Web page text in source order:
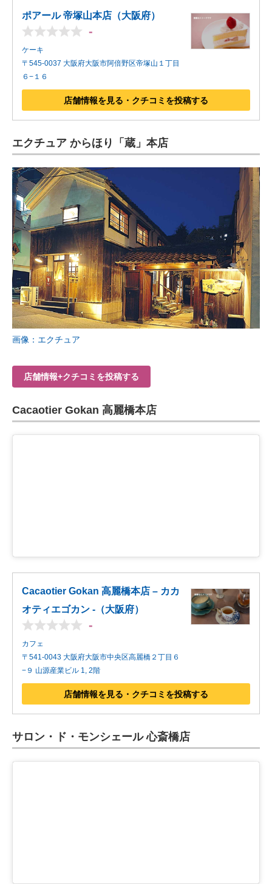
ポアール 帝塚山本店（大阪府）
-
ケーキ
〒545-0037 大阪府大阪市阿倍野区帝塚山１丁目
６−１６
店舗情報を見る・クチコミを投稿する
エクチュア からほり「蔵」本店
画像：エクチュア
店舗情報+クチコミを投稿する
Cacaotier Gokan 高麗橋本店
Cacaotier Gokan 高麗橋本店 – カカ
オティエゴカン -（大阪府）
-
カフェ
〒541-0043 大阪府大阪市中央区高麗橋２丁目６
−９ 山源産業ビル 1, 2階
店舗情報を見る・クチコミを投稿する
サロン・ド・モンシェール 心斎橋店